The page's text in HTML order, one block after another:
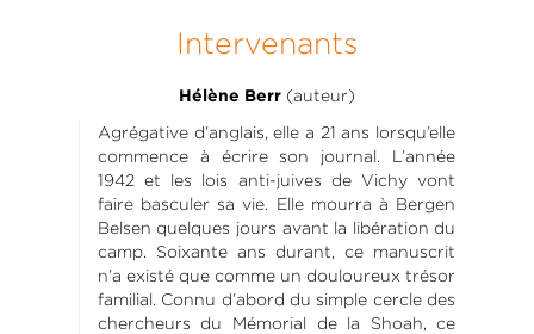
Intervenants
Hélène Berr (auteur)
Agrégative d’anglais, elle a 21 ans lorsqu’elle
commence à écrire son journal. L’année
1942 et les lois anti-juives de Vichy vont
faire basculer sa vie. Elle mourra à Bergen
Belsen quelques jours avant la libération du
camp. Soixante ans durant, ce manuscrit
n’a existé que comme un douloureux trésor
familial. Connu d’abord du simple cercle des
chercheurs du Mémorial de la Shoah, ce